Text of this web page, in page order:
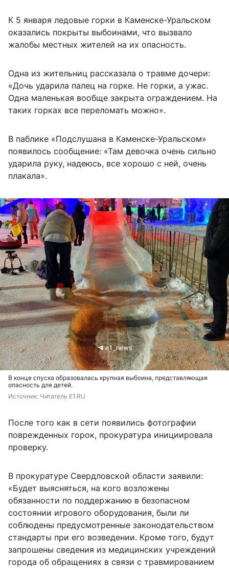
К 5 января ледовые горки в Каменске-Уральском
оказались покрыты выбоинами, что вызвало
жалобы местных жителей на их опасность.
Одна из жительниц рассказала о травме дочери:
«Дочь ударила палец на горке. Не горки, а ужас.
Одна маленькая вообще закрыта ограждением. На
таких горках все переломать можно».
В паблике «Подслушана в Каменске-Уральском»
появилось сообщение: «Там девочка очень сильно
ударила руку, надеюсь, все хорошо с ней, очень
плакала».
В конце спуска образовалась крупная выбоина, представляющая
опасность для детей.
Источник: Читатель E1.RU
После того как в сети появились фотографии
поврежденных горок, прокуратура инициировала
проверку.
В прокуратуре Свердловской области заявили:
«Будет выясняться, на кого возложены
обязанности по поддержанию в безопасном
состоянии игрового оборудования, были ли
соблюдены предусмотренные законодательством
стандарты при его возведении. Кроме того, будут
запрошены сведения из медицинских учреждений
города об обращениях в связи с травмированием